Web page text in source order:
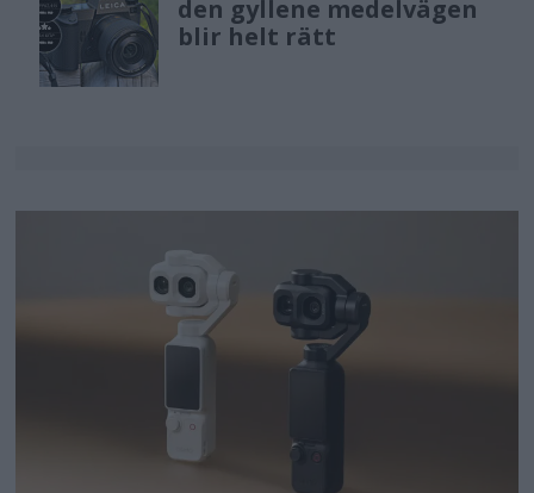
den gyllene medelvägen
blir helt rätt